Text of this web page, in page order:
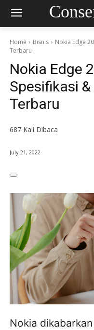
Home Bisnis
Nokia Edge
Terbaru
Nokia Edge
Spesifikasi
Terbaru
687 Kali Dibaca
July 21, 2022
Nokia